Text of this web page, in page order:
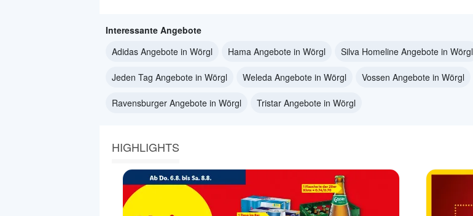
Interessante Angebote
Adidas Angebote in Wörgl
Hama Angebote in Wörgl Silva Homeline Angebote in Wörgl
Jeden Tag Angebote in Wörgl Weleda Angebote in Wörgl Vossen Angebote in Wörgl
Ravensburger Angebote in Wörgl Tristar Angebote in Wörgl
HIGHLIGHTS